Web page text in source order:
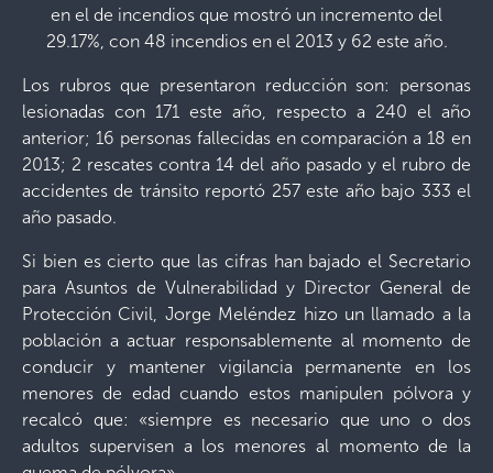
en el de incendios que mostró un incremento del
29.17%, con 48 incendios en el 2013 y 62 este año.
Los rubros que presentaron reducción son: personas
lesionadas con 171 este año, respecto a 240 el año
anterior; 16 personas fallecidas en comparación a 18 en
2013; 2 rescates contra 14 del año pasado y el rubro de
accidentes de tránsito reportó 257 este año bajo 333 el
año pasado.
Si bien es cierto que las cifras han bajado el Secretario
para Asuntos de Vulnerabilidad y Director General de
Protección Civil, Jorge Meléndez hizo un llamado a la
población a actuar responsablemente al momento de
conducir y mantener vigilancia permanente en los
menores de edad cuando estos manipulen pólvora y
recalcó que: «siempre es necesario que uno o dos
adultos supervisen a los menores al momento de la